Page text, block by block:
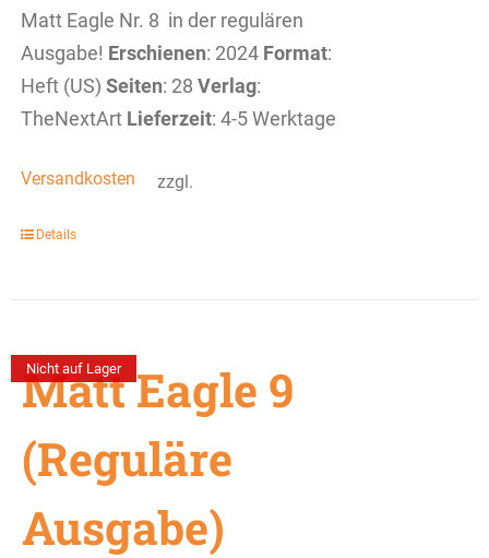
Matt Eagle Nr. 8 in der regulären
Ausgabe! Erschienen: 2024 Format:
Heft (US) Seiten: 28 Verlag:
TheNextArt Lieferzeit: 4-5 Werktage
zzgl.
Versandkosten
Details
Nicht auf Lager
Matt Eagle 9
(Reguläre
Ausgabe)